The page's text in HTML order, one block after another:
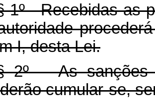
1º Recebidas as
I, desta Lei.
2º As sanções
cumular-se,